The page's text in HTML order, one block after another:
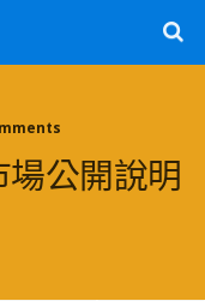
公開說明